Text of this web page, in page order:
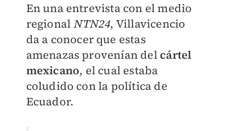
En una entrevista con el medio
regional NTN24, Villavicencio
da a conocer que estas
amenazas provenían del cártel
mexicano, el cual estaba
coludido con la política de
Ecuador.